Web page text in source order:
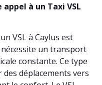
à un Taxi VSL
VSL à Caylus est
un transport
constante. Ce type
déplacements vers